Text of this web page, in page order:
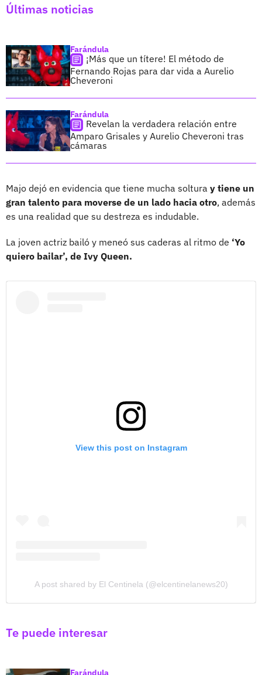
Últimas noticias
Farándula
¡Más que un títere! El método de
Fernando Rojas para dar vida a Aurelio
Cheveroni
Farándula
Revelan la verdadera relación entre
Amparo Grisales y Aurelio Cheveroni tras
cámaras
Majo dejó en evidencia que tiene mucha soltura y tiene un
gran talento para moverse de un lado hacia otro, además
es una realidad que su destreza es indudable.
La joven actriz bailó y meneó sus caderas al ritmo de ‘Yo
quiero bailar’, de Ivy Queen.
View this post on Instagram
A post shared by El Centinela (@elcentinelanews20)
Te puede interesar
Farándula